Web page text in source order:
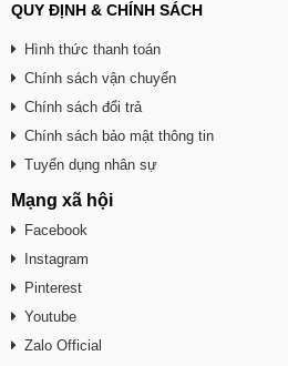
QUY ĐỊNH & CHÍNH SÁCH
Hình thức thanh toán
Chính sách vận chuyển
Chính sách đổi trả
Chính sách bảo mật thông tin
Tuyển dụng nhân sự
Mạng xã hội
Facebook
Instagram
Pinterest
Youtube
Zalo Official